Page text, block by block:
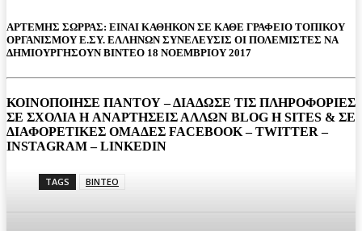
ΑΡΤΕΜΗΣ ΣΩΡΡΑΣ: ΕΙΝΑΙ ΚΑΘΗΚΟΝ ΣΕ ΚΑΘΕ ΓΡΑΦΕΙΟ ΤΟΠΙΚΟΥ
ΟΡΓΑΝΙΣΜΟΥ Ε.ΣΥ. ΕΛΛΗΝΩΝ ΣΥΝΕΛΕΥΣΙΣ ΟΙ ΠΟΛΕΜΙΣΤΕΣ ΝΑ
ΔΗΜΙΟΥΡΓΗΣΟΥΝ ΒΙΝΤΕΟ 18 ΝΟΕΜΒΡΙΟΥ 2017
ΚΟΙΝΟΠΟΙΗΣΕ ΠΑΝΤΟΥ – ΔΙΑΔΩΣΕ ΤΙΣ ΠΛΗΡΟΦΟΡΙΕΣ
ΣΕ ΣΧΟΛΙΑ H ΑΝAΡΤΗΣΕΙΣ ΑΛΛΩΝ BLOG H SITES & ΣΕ
ΔΙΑΦΟΡΕTIKEΣ ΟΜΑΔΕΣ FACEBOOK – TWITTER –
INSTAGRAM – LINKEDIN
TAGS ΒΙΝΤΕΟ